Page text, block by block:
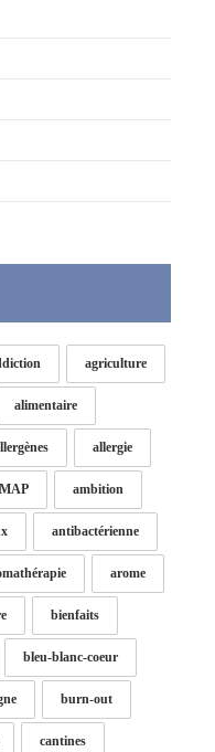
agriculture
alimentaire
allergie
ambition
antibactérienne
arome
bienfaits
bleu-blanc-coeur
burn-out
cantines